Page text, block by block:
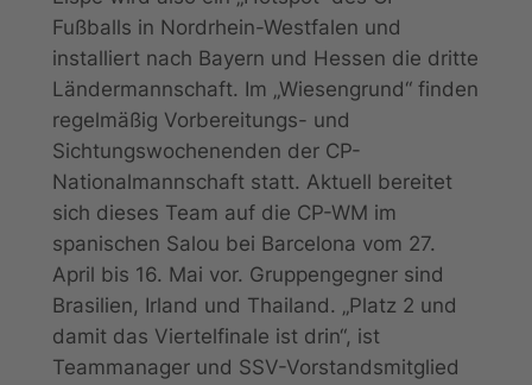
Fußballs in Nordrhein-Westfalen und
installiert nach Bayern und Hessen die dritte
Ländermannschaft. Im „Wiesengrund“ finden
regelmäßig Vorbereitungs- und
Sichtungswochenenden der CP-
Nationalmannschaft statt. Aktuell bereitet
sich dieses Team auf die CP-WM im
spanischen Salou bei Barcelona vom 27.
April bis 16. Mai vor. Gruppengegner sind
Brasilien, Irland und Thailand. „Platz 2 und
damit das Viertelfinale ist drin“, ist
Teammanager und SSV-Vorstandsmitglied